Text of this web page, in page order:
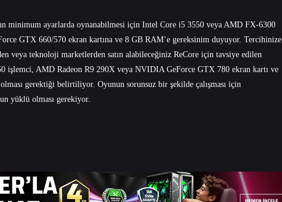
minimum ayarlarda oynanabilmesi için Intel Core i5 3550 veya AMD FX-6300
GTX 660/570 ekran kartına ve 8 GB RAM’e gereksinim duyuyor. Tercihinize
veya teknoloji marketlerden satın alabileceğiniz ReCore için tavsiye edilen
işlemci, AMD Radeon R9 290X veya NVIDIA GeForce GTX 780 ekran kartı ve
gerektiği belirtiliyor. Oyunun sorunsuz bir şekilde çalışması için
yüklü olması gerekiyor.